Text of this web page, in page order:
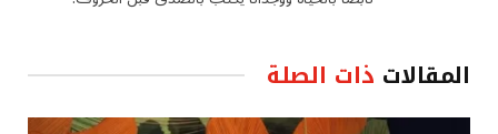
المقالات ذات الصلة